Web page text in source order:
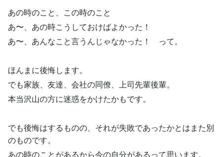
あの時のこと、この時のこと
あ〜、あの時こうしておけばよかった！
あ〜、あんなこと言うんじゃなかった！ って。
ほんまに後悔します。
でも家族、友達、会社の同僚、上司先輩後輩。
本当沢山の方に迷惑をかけたかもです。
でも後悔はするものの、それが失敗であったかとはまた別
のものです。
あの時のことがあるから今の自分があるって思います。